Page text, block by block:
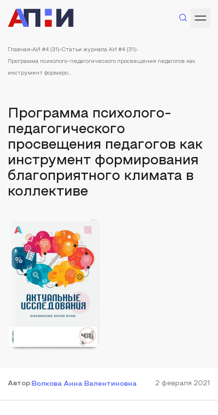
Главная АИ #4 (31) Статьи журнала АИ #4 (31)
Программа психолого-педагогического просвещения педагогов как
инструмент формиро...
Программа психолого-
педагогического
просвещения педагогов как
инструмент формирования
благоприятного климата в
коллективе
Автор:Волкова Анна Валентиновна 2 февраля 2021